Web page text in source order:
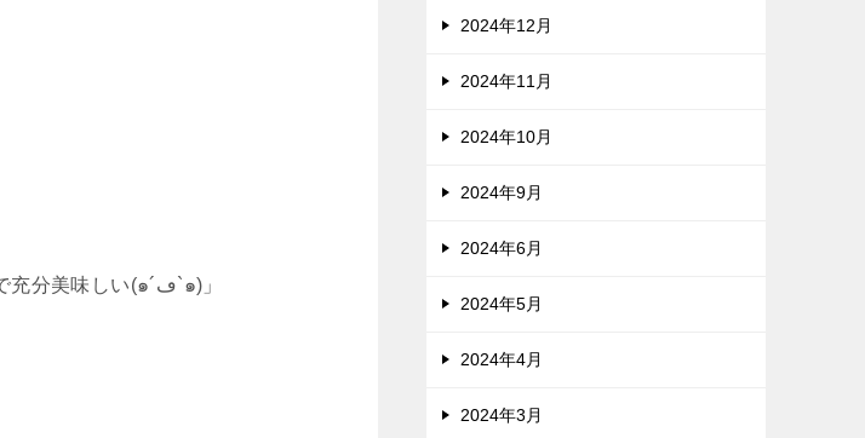
「柔らかい!」「甘い!」「何もつけなくても、焼かなくてもこのままで充分美味しい(๑´ڡ`๑)」
2024年12月
2024年11月
2024年10月
2024年9月
2024年6月
2024年5月
2024年4月
2024年3月